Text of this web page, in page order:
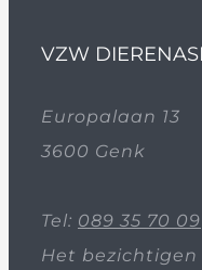
VZW
Europalaan 13
3600 Genk
Tel: 089 35 70 09
Het